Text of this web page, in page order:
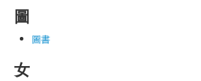
圖
圖書
女